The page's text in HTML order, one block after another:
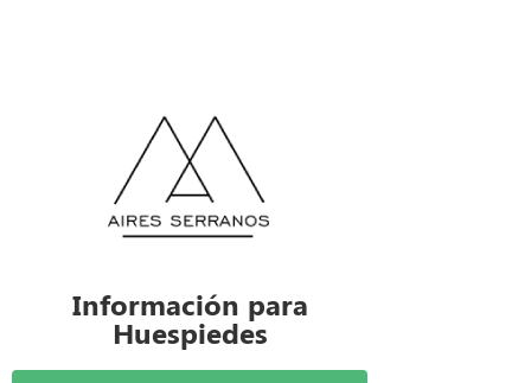
Información para
Huespiedes